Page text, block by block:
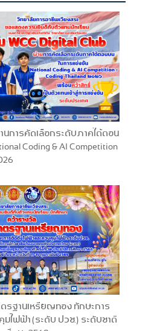
นการคัดเลือกระดับภาคใต้ตอน
Coding & AI Competition
ตรฐานเหรียญทอง ทักษะการ
ไฟฟ้า (ระดับ ปวช.) ระดับชาติ